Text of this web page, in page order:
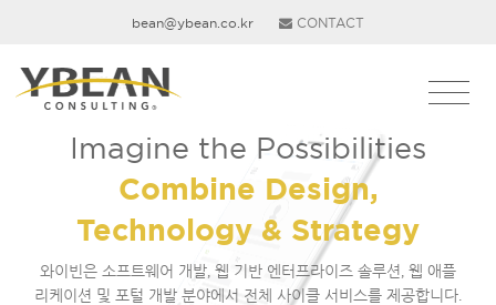
bean@ybean.co.kr CONTACT
Imagine the Possibilities
Combine Design,
Technology & Strategy
와이빈은 소프트웨어 개발, 웹 기반 엔터프라이즈 솔루션, 웹 애플
리케이션 및 포털 개발 분야에서 전체 사이클 서비스를 제공합니다.